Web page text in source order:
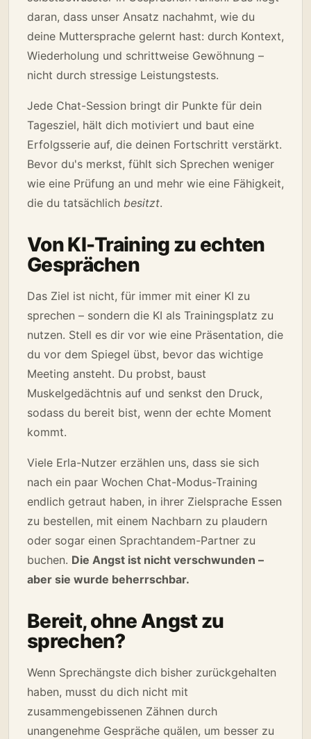
daran, dass unser Ansatz nachahmt, wie du
deine Muttersprache gelernt hast: durch Kontext,
Wiederholung und schrittweise Gewöhnung –
nicht durch stressige Leistungstests.
Jede Chat-Session bringt dir Punkte für dein
Tagesziel, hält dich motiviert und baut eine
Erfolgsserie auf, die deinen Fortschritt verstärkt.
Bevor du's merkst, fühlt sich Sprechen weniger
wie eine Prüfung an und mehr wie eine Fähigkeit,
die du tatsächlich besitzt.
Von KI-Training zu echten
Gesprächen
Das Ziel ist nicht, für immer mit einer KI zu
sprechen – sondern die KI als Trainingsplatz zu
nutzen. Stell es dir vor wie eine Präsentation, die
du vor dem Spiegel übst, bevor das wichtige
Meeting ansteht. Du probst, baust
Muskelgedächtnis auf und senkst den Druck,
sodass du bereit bist, wenn der echte Moment
kommt.
Viele Erla-Nutzer erzählen uns, dass sie sich
nach ein paar Wochen Chat-Modus-Training
endlich getraut haben, in ihrer Zielsprache Essen
zu bestellen, mit einem Nachbarn zu plaudern
oder sogar einen Sprachtandem-Partner zu
buchen. Die Angst ist nicht verschwunden –
aber sie wurde beherrschbar.
Bereit, ohne Angst zu
sprechen?
Wenn Sprechängste dich bisher zurückgehalten
haben, musst du dich nicht mit
zusammengebissenen Zähnen durch
unangenehme Gespräche quälen, um besser zu